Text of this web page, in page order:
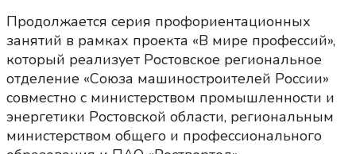
Продолжается серия профориентационных
занятий в рамках проекта «В мире профессий»,
который реализует Ростовское региональное
отделение «Союза машиностроителей России»
совместно с министерством промышленности и
энергетики Ростовской области, региональным
министерством общего и профессионального